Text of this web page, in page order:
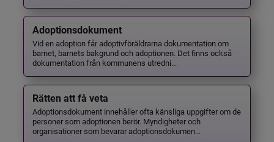
Adoptionsdokument
Vid en adoption får adoptivföräldrarna dokumentation om
barnet, barnets bakgrund och adoptionen. Det finns också
dokumentation från kommunens utredni...
Rätten att få veta
Adoptionsdokument innehåller ofta känsliga uppgifter om de
personer som adoptionen berör. Myndigheter och
organisationer som bevarar adoptionsdokumen...